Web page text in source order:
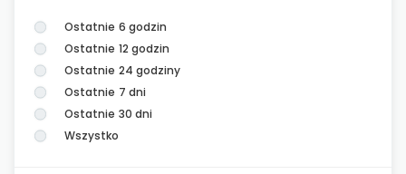
Ostatnie 6 godzin
Ostatnie 12 godzin
Ostatnie 24 godziny
Ostatnie 7 dni
Ostatnie 30 dni
Wszystko